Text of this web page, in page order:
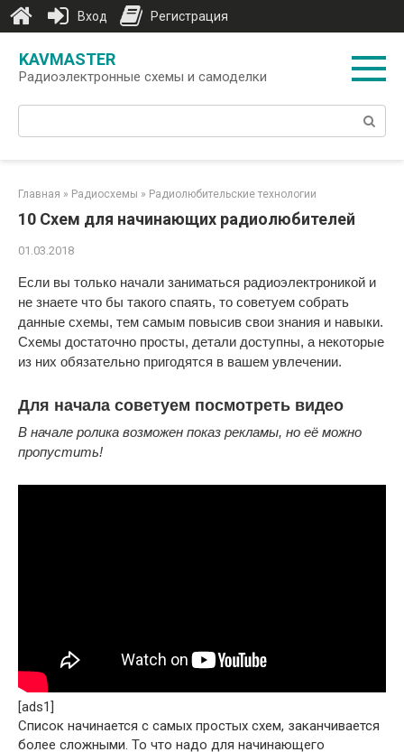
контенту
KAVMASTER
Радиоэлектронные схемы и самоделки
Поиск:
Главная » Радиосхемы » Радиолюбительские технологии
10 Схем для начинающих радиолюбителей
01.03.2018
Если вы только начали заниматься радиоэлектроникой и
не знаете что бы такого спаять, то советуем собрать
данные схемы, тем самым повысив свои знания и навыки.
Схемы достаточно просты, детали доступны, а некоторые
из них обязательно пригодятся в вашем увлечении.
Для начала советуем посмотреть видео
В начале ролика возможен показ рекламы, но её можно
пропустить!
[ads1]
Список начинается с самых простых схем, заканчивается
более сложными. То что надо для начинающего
Вход Регистрация